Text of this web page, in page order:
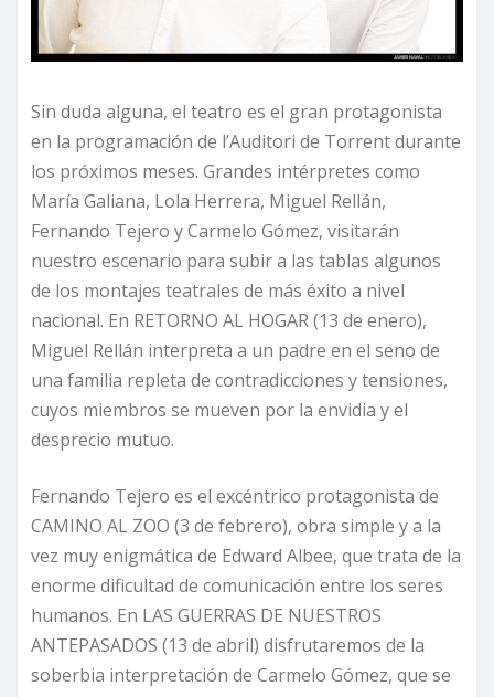
Sin duda alguna, el teatro es el gran protagonista
en la programación de l’Auditori de Torrent durante
los próximos meses. Grandes intérpretes como
María Galiana, Lola Herrera, Miguel Rellán,
Fernando Tejero y Carmelo Gómez, visitarán
nuestro escenario para subir a las tablas algunos
de los montajes teatrales de más éxito a nivel
nacional. En RETORNO AL HOGAR (13 de enero),
Miguel Rellán interpreta a un padre en el seno de
una familia repleta de contradicciones y tensiones,
cuyos miembros se mueven por la envidia y el
desprecio mutuo.
Fernando Tejero es el excéntrico protagonista de
CAMINO AL ZOO (3 de febrero), obra simple y a la
vez muy enigmática de Edward Albee, que trata de la
enorme dificultad de comunicación entre los seres
humanos. En LAS GUERRAS DE NUESTROS
ANTEPASADOS (13 de abril) disfrutaremos de la
soberbia interpretación de Carmelo Gómez, que se